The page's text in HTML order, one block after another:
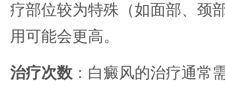
疗部位较为特殊（如面部、颈
用可能会更高。
治疗次数 ：白癜风的治疗通常